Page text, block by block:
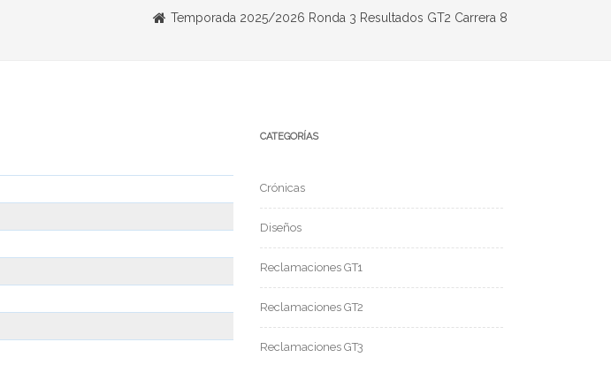
Temporada 2025/2026 Ronda 3 Resultados GT2 Carrera 8
CATEGORÍAS
Crónicas
Diseños
Reclamaciones GT1
Reclamaciones GT2
Reclamaciones GT3